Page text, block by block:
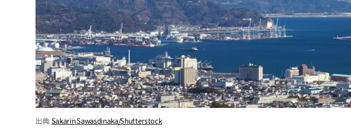
出典: Sakarin Sawasdinaka/Shutterstock
マルジェラの“レプリカ”に新作
も！注目度急上昇の『フレグラ
ンス』５選 | CLASSY.[クラッシ
ィ]
【シャネル】「ココ マドモアゼ
ル クラッシュ アプソリュ」の限
定カフェが登場！世界観に没入
できる体験型イベントが開催 |
CLASSY.[クラッシィ]